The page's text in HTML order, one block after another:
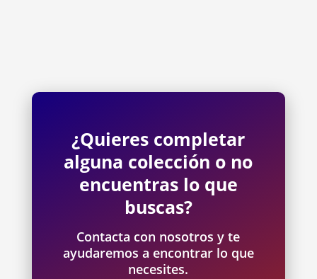
¿Quieres completar
alguna colección o no
encuentras lo que
buscas?
Contacta con nosotros y te
ayudaremos a encontrar lo que
necesites.